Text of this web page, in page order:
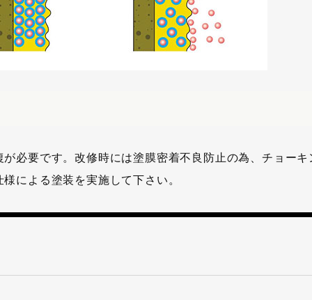
必要です。改修時には塗膜密着不良防止の為、チョーキ
による塗装を実施して下さい。